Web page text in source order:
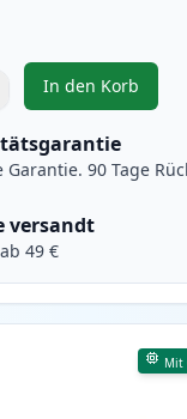
Tasten, um
In den Korb
, 4 stück
Garantie. 90 Tage
versandt
49 €
Mit